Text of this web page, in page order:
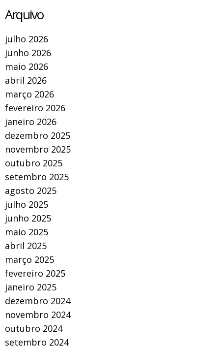
Arquivo
julho 2026
junho 2026
maio 2026
abril 2026
março 2026
fevereiro 2026
janeiro 2026
dezembro 2025
novembro 2025
outubro 2025
setembro 2025
agosto 2025
julho 2025
junho 2025
maio 2025
abril 2025
março 2025
fevereiro 2025
janeiro 2025
dezembro 2024
novembro 2024
outubro 2024
setembro 2024